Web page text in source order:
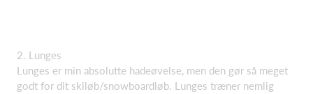
2. Lunges
Lunges er min absolutte hadeøvelse, men den gør så meget
godt for dit skiløb/snowboardløb. Lunges træner nemlig